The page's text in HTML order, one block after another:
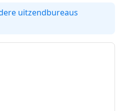
uitzendbureaus